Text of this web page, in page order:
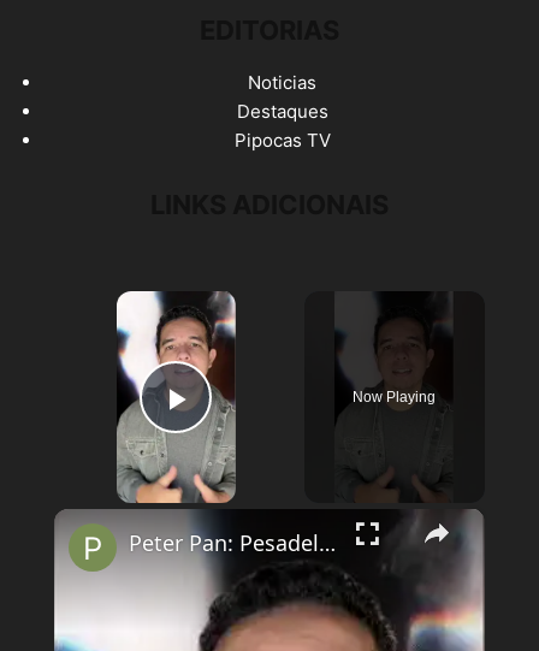
Noticias
Destaques
Pipocas TV
×
Play Video
Now Playing
×
Peter Pan: Pesadelo na Terra do Nunca está disponível no Prime Video.